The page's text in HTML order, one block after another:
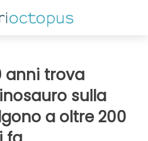
anni trova
sulla
a oltre 200